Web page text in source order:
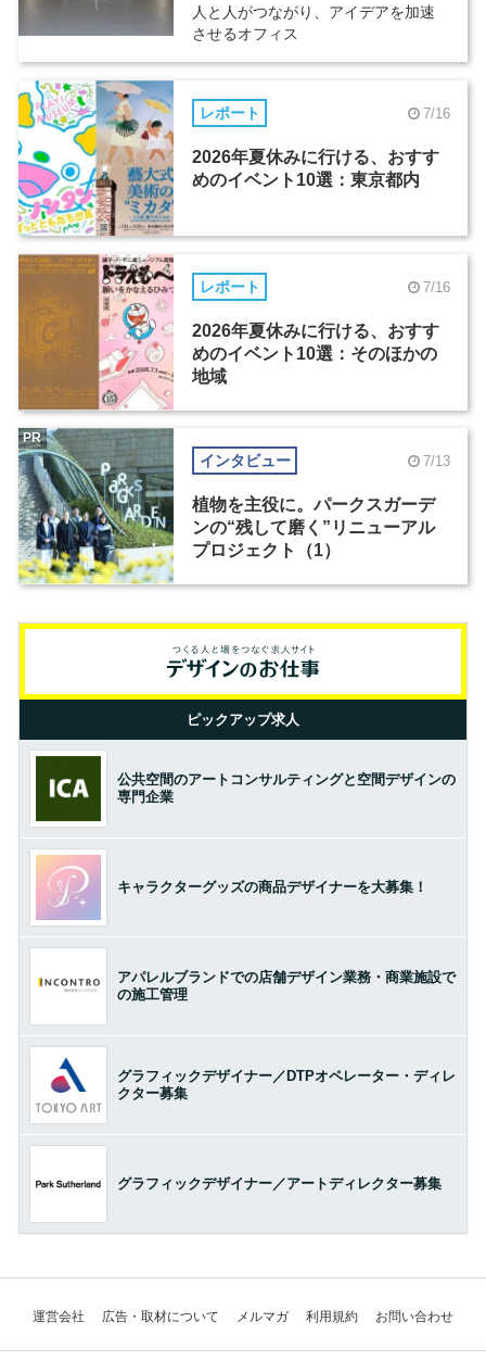
人と人がつながり、アイデアを加速
させるオフィス
レポート 7/16
2026年夏休みに行ける、おすす
めのイベント10選：東京都内
レポート 7/16
2026年夏休みに行ける、おすす
めのイベント10選：そのほかの
地域
インタビュー 7/13
植物を主役に。パークスガーデ
ンの“残して磨く”リニューアル
プロジェクト（1）
PR
ピックアップ求人
公共空間のアートコンサルティングと空間デザインの
専門企業
キャラクターグッズの商品デザイナーを大募集！
アパレルブランドでの店舗デザイン業務・商業施設で
の施工管理
グラフィックデザイナー／DTPオペレーター・ディレ
クター募集
グラフィックデザイナー／アートディレクター募集
運営会社 広告・取材について メルマガ 利用規約 お問い合わせ